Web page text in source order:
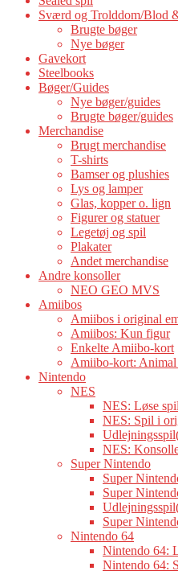
Sværd og Trolddom/Blod
Brugte bøger
Nye bøger
Gavekort
Steelbooks
Bøger/Guides
Nye bøger/guides
Brugte bøger/guides
Merchandise
Brugt merchandise
T-shirts
Bamser og plushies
Lys og lamper
Glas, kopper o. lign
Figurer og statuer
Legetøj og spil
Plakater
Andet merchandise
Andre konsoller
NEO GEO MVS
Amiibos
Amiibos i original
Amiibos: Kun figur
Enkelte Amiibo-kort
Amiibo-kort: Animal
Nintendo
NES
NES: Løse spil
NES: Spil i
NES:
Super Nintendo
Super
Super
Super
Nintendo 64
Nintendo 64:
Nintendo 64: